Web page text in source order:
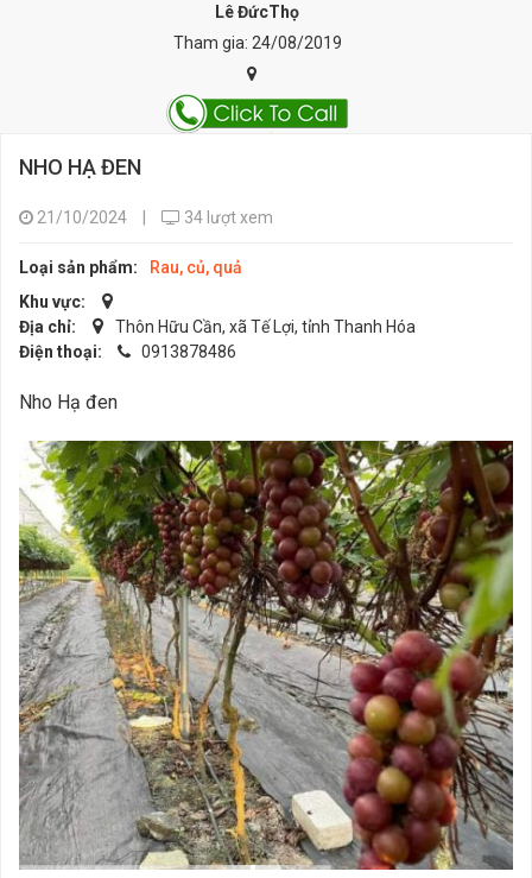
Lê ĐứcThọ
Tham gia: 24/08/2019
NHO HẠ ĐEN
21/10/2024 34 lượt xem
Loại sản phẩm:
Rau, củ, quả
Khu vực:
Địa chỉ:
Thôn Hữu Cần, xã Tế Lợi, tỉnh Thanh Hóa
Điện thoại:
0913878486
Nho Hạ đen